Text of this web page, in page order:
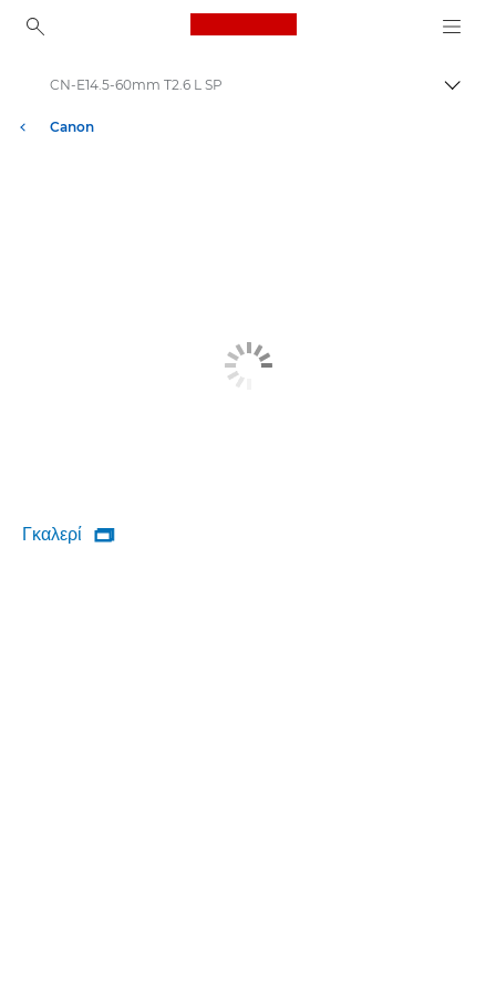
Canon Logo, back to
Canon
CN-E14.5-60mm T2.6 L SP
Γκαλερί 